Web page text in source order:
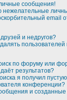
сообщения!
нежелательные
email
и недругов?
по форуму или
результатов?
я получил
конференции?
и